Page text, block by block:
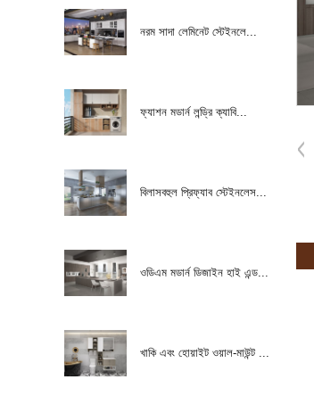
নরম সাদা লেমিনেট স্টেইনলে...
ফ্যাশন মডার্ন লন্ড্রি ক্যাবি...
বিলাসবহুল প্রিফ্যাব স্টেইনলেস...
ওডিএম মডার্ন ডিজাইন হাই এন্ড...
খাকি এবং হোয়াইট ওয়াল-মাউন্ট ...